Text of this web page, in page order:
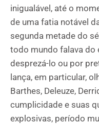
inigualável, até o
de uma fatia notável
segunda metade do
todo mundo falava do
desprezá-lo ou por
lança, em particular,
Barthes, Deleuze,
cumplicidade e suas
explosivas, período